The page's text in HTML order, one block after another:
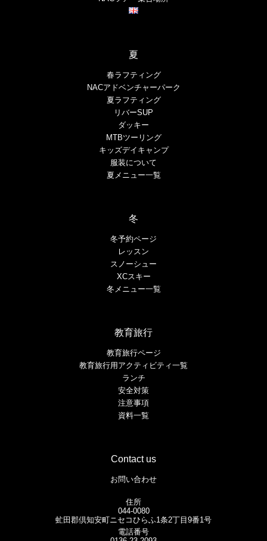
夏
春ラフティング
NACアドベンチャーパーク
夏ラフティング
リバーSUP
ダッキー
MTBツーリング
キッズデイキャンプ
服装について
夏メニュー一覧
冬
冬予約ページ
レッスン
スノーシュー
XCスキー
冬メニュー一覧
教育旅行
教育旅行ページ
教育旅行用アクティビティ一覧
ランチ
安全対策
注意事項
資料一覧
Contact us
お問い合わせ
住所
044-0080
虻田郡倶知安町ニセコひらふ1条2丁目9番1号
電話番号